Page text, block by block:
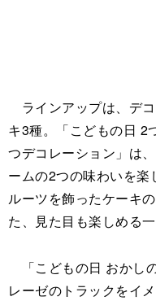
ラインアップは、デ
キ3種。「こどもの日 2
つデコレーション」は
ームの2つの味わいを楽
ルーツを飾ったケーキ
た、見た目も楽しめる
「こどもの日 おかし
レーゼのトラックをイ